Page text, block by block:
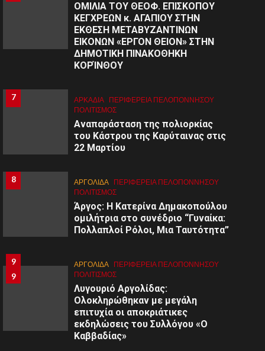
ΟΜΙΛΙΑ ΤΟΥ ΘΕΟΦ. ΕΠΙΣΚΟΠΟΥ
ΚΕΓΧΡΕΩΝ κ. ΑΓΑΠΙΟΥ ΣΤΗΝ
ΕΚΘΕΣΗ ΜΕΤΑΒΥΖΑΝΤΙΝΩΝ
ΕΙΚΟΝΩΝ «ΕΡΓΟΝ ΘΕΙΟΝ» ΣΤΗΝ
ΔΗΜΟΤΙΚΗ ΠΙΝΑΚΟΘΗΚΗ
ΚΟΡΊΝΘΟΥ
7
7 ΑΡΚΑΔΊΑ ΠΕΡΙΦΈΡΕΙΑ ΠΕΛΟΠΟΝΝΉΣΟΥ
ΠΟΛΙΤΙΣΜΌΣ
Αναπαράσταση της πολιορκίας
του Κάστρου της Καρύταινας στις
22 Μαρτίου
8
8 ΑΡΓΟΛΙΔΑ ΠΕΡΙΦΈΡΕΙΑ ΠΕΛΟΠΟΝΝΉΣΟΥ
ΠΟΛΙΤΙΣΜΌΣ
Άργος: Η Κατερίνα Δημακοπούλου
ομιλήτρια στο συνέδριο “Γυναίκα:
Πολλαπλοί Ρόλοι, Μια Ταυτότητα”
9
9 ΑΡΓΟΛΙΔΑ ΠΕΡΙΦΈΡΕΙΑ ΠΕΛΟΠΟΝΝΉΣΟΥ
ΠΟΛΙΤΙΣΜΌΣ
Λυγουριό Αργολίδας:
Ολοκληρώθηκαν με μεγάλη
επιτυχία οι αποκριάτικες
εκδηλώσεις του Συλλόγου «Ο
Καββαδίας»